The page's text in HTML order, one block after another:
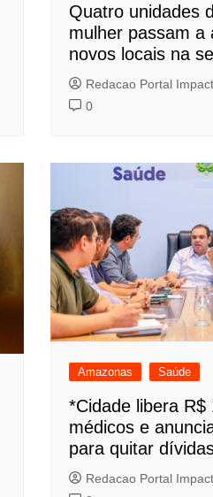
Quatro unidades
mulher passam a
novos locais na
Redacao Portal
0
Amazonas Saúde
*Cidade libera
médicos e
para quitar
Redacao Portal